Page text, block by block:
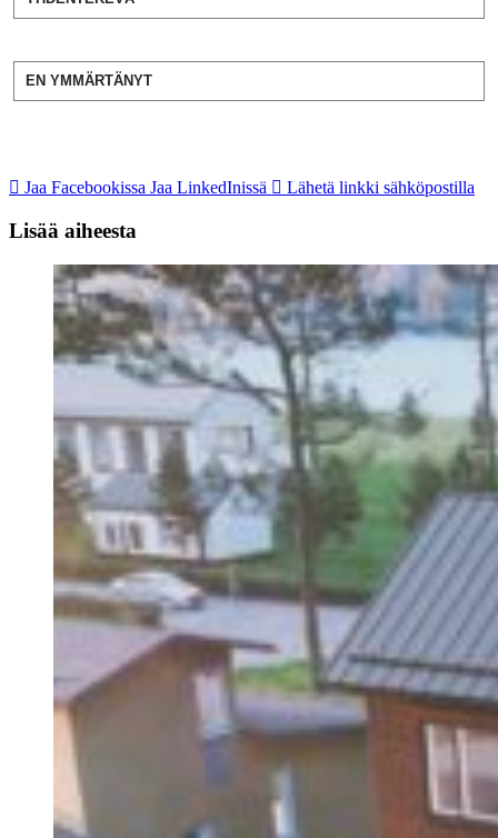
EN YMMÄRTÄNYT
Jaa Facebookissa Jaa LinkedInissä Lähetä linkki sähköpostilla
Lisää aiheesta